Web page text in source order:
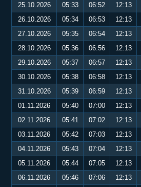
25.10.2026
05:33 06:52 12:13
26.10.2026
05:34 06:53 12:13
27.10.2026
05:35 06:54 12:13
28.10.2026
05:36 06:56 12:13
29.10.2026
05:37 06:57 12:13
30.10.2026
05:38 06:58 12:13
31.10.2026
05:39 06:59 12:13
01.11.2026
05:40 07:00 12:13
02.11.2026
05:41 07:02 12:13
03.11.2026
05:42 07:03 12:13
04.11.2026
05:43 07:04 12:13
05.11.2026
05:44 07:05 12:13
06.11.2026
05:46 07:06 12:13